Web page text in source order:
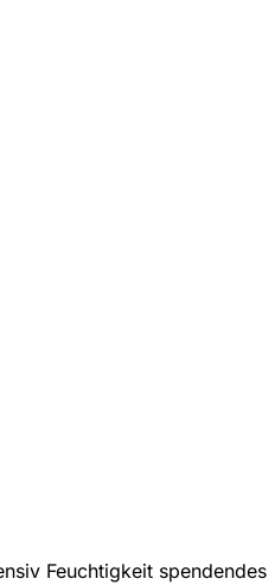
Feuchtigkeit spendendes